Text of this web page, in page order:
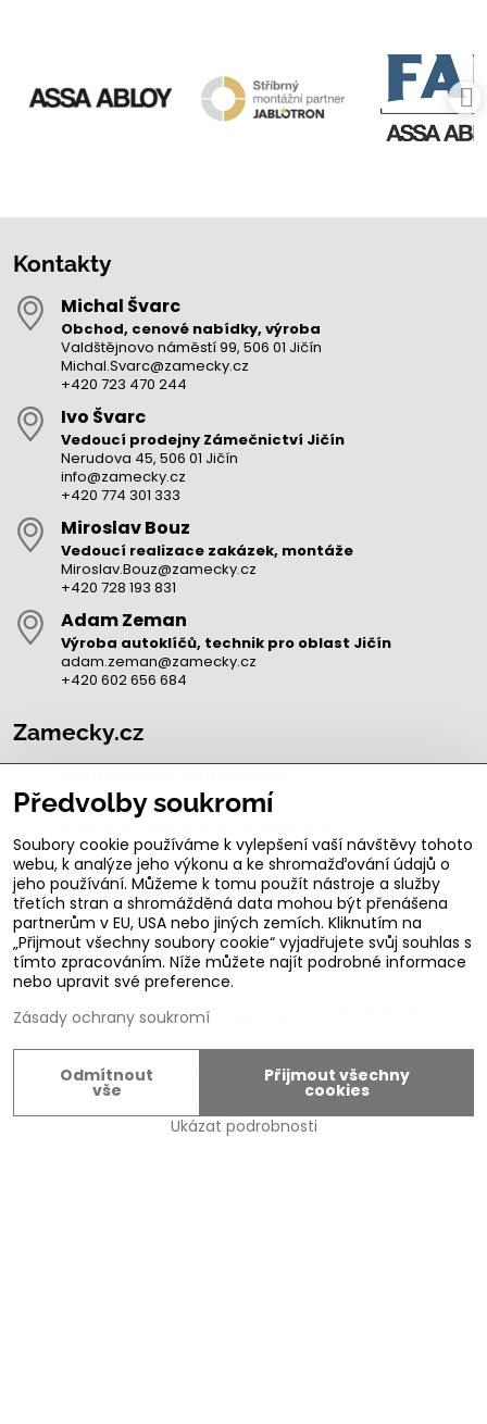
Kontakty
Michal Švarc
Obchod, cenové nabídky, výroba
Valdštějnovo náměstí 99, 506 01 Jičín
Michal.Svarc@zamecky.cz
+420 723 470 244
Ivo Švarc
Vedoucí prodejny Zámečnictví Jičín
Nerudova 45, 506 01 Jičín
info@zamecky.cz
+420 774 301 333
Miroslav Bouz
Vedoucí realizace zakázek, montáže
Miroslav.Bouz@zamecky.cz
+420 728 193 831
Adam Zeman
Výroba autoklíčů, technik pro oblast Jičín
adam.zeman@zamecky.cz
+420 602 656 684
Zamecky.cz
+420 606 783 900
Michal Švarc
michal.svarc@zamecky.cz
+420 723 470 244
Obchod Jičín, Nerudova 45
Ivo Švarc
+420 774 301 333
info@zamecky.cz
Výroba Autoklíčů, servisní technik FAB
+420 602 656 684
adam.zeman@zamecky.cz
Zamecky.cz/
Předvolby soukromí
Soubory cookie používáme k vylepšení vaší návštěvy tohoto
webu, k analýze jeho výkonu a ke shromažďování údajů o
jeho používání. Můžeme k tomu použít nástroje a služby
třetích stran a shromážděná data mohou být přenášena
partnerům v EU, USA nebo jiných zemích. Kliknutím na
„Přijmout všechny soubory cookie“ vyjadřujete svůj souhlas s
tímto zpracováním. Níže můžete najít podrobné informace
nebo upravit své preference.
Zásady ochrany soukromí
Ukázat podrobnosti
Přijmout všechny
cookies
Odmítnout
vše